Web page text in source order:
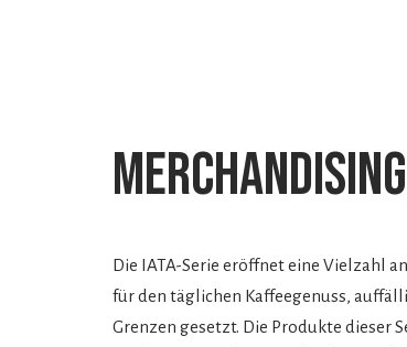
Merchandising
Die IATA-Serie eröffnet eine Vielzahl
für den täglichen Kaffeegenuss,
Grenzen gesetzt. Die Produkte dieser